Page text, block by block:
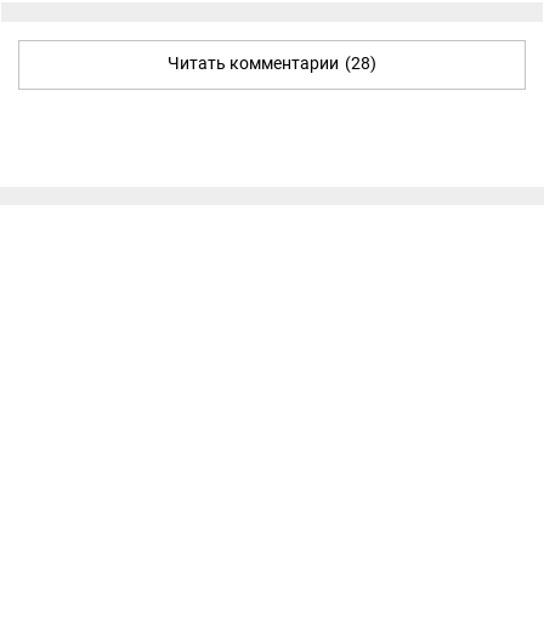
Читать комментарии (28)